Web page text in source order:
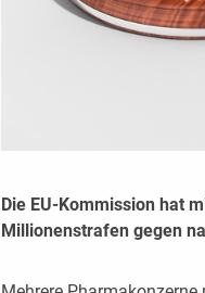
Die EU-Kommission hat
Millionenstrafen gegen